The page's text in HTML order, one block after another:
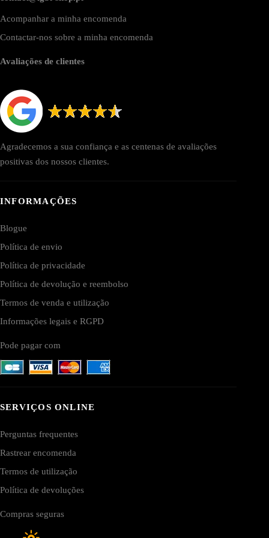
Acompanhar a minha encomenda
Contactar-nos sobre a minha encomenda
Avaliações de clientes
Agradecemos a sua confiança e as centenas de avaliações
positivas dos nossos clientes.
INFORMAÇÕES
Blogue
Política de envio
Política de privacidade
Política de devolução e reembolso
Termos de venda e utilização
Informações legais e RGPD
Pode pagar com
SERVIÇOS ONLINE
Perguntas frequentes
Rastrear encomenda
Termos de utilização
Política de devoluções
Compras seguras